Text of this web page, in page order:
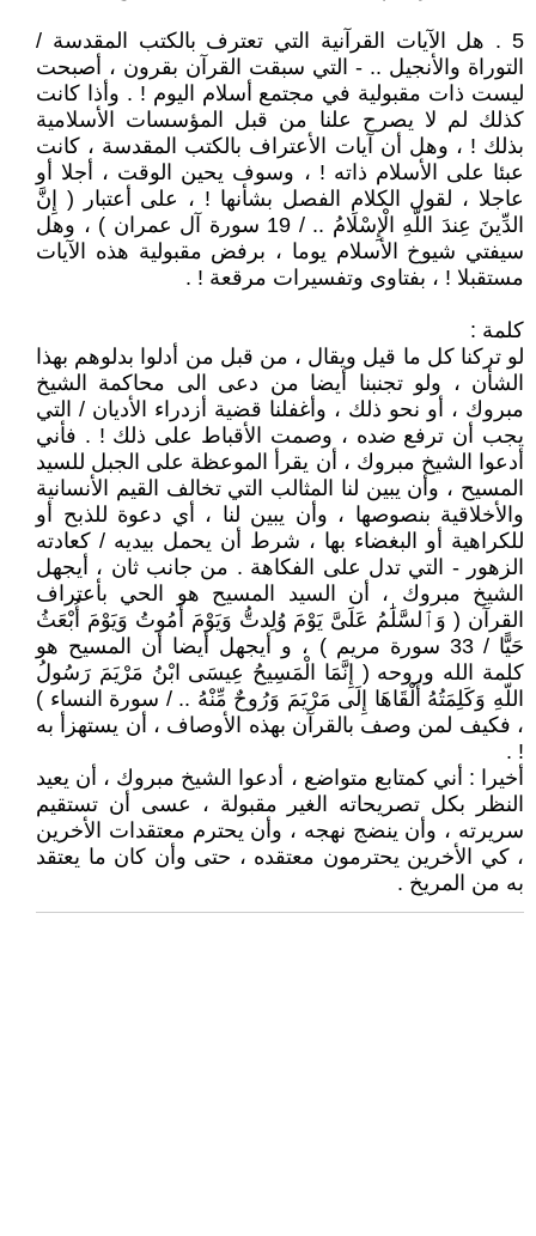
5 . هل الآيات القرآنية التي تعترف بالكتب المقدسة /
التوراة والأنجيل .. - التي سبقت القرآن بقرون ، أصبحت
ليست ذات مقبولية في مجتمع أسلام اليوم ! . وأذا كانت
كذلك لم لا يصرح علنا من قبل المؤسسات الأسلامية
بذلك ! ، وهل أن آيات الأعتراف بالكتب المقدسة ، كانت
عبئا على الأسلام ذاته ! ، وسوف يحين الوقت ، أجلا أو
عاجلا ، لقول الكلام الفصل بشأنها ! ، على أعتبار ( إِنَّ
الدِّينَ عِندَ اللَّهِ الْإِسْلَامُ .. / 19 سورة آل عمران ) ، وهل
سيفتي شيوخ الأسلام يوما ، برفض مقبولية هذه الآيات
مستقبلا ! ، بفتاوى وتفسيرات مرقعة ! .
كلمة :
لو تركنا كل ما قيل ويقال ، من قبل من أدلوا بدلوهم بهذا
الشأن ، ولو تجنبنا أيضا من دعى الى محاكمة الشيخ
مبروك ، أو نحو ذلك ، وأغفلنا قضية أزدراء الأديان / التي
يجب أن ترفع ضده ، وصمت الأقباط على ذلك ! . فأني
أدعوا الشيخ مبروك ، أن يقرأ الموعظة على الجبل للسيد
المسيح ، وأن يبين لنا المثالب التي تخالف القيم الأنسانية
والأخلاقية بنصوصها ، وأن يبين لنا ، أي دعوة للذبح أو
للكراهية أو البغضاء بها ، شرط أن يحمل بيديه / كعادته
الزهور - التي تدل على الفكاهة . من جانب ثان ، أيجهل
الشيخ مبروك ، أن السيد المسيح هو الحي بأعتراف
القرآن ( وَٱلسَّلَٰمُ عَلَىَّ يَوْمَ وُلِدتُّ وَيَوْمَ أَمُوتُ وَيَوْمَ أُبْعَثُ
حَيًّا / 33 سورة مريم ) ، و أيجهل أيضا أن المسيح هو
كلمة الله وروحه ( إِنَّمَا الْمَسِيحُ عِيسَى ابْنُ مَرْيَمَ رَسُولُ
اللّهِ وَكَلِمَتُهُ أَلْقَاهَا إِلَى مَرْيَمَ وَرُوحٌ مِّنْهُ .. / سورة النساء )
، فكيف لمن وصف بالقرآن بهذه الأوصاف ، أن يستهزأ به
! .
أخيرا : أني كمتابع متواضع ، أدعوا الشيخ مبروك ، أن يعيد
النظر بكل تصريحاته الغير مقبولة ، عسى أن تستقيم
سريرته ، وأن ينضج نهجه ، وأن يحترم معتقدات الأخرين
، كي الأخرين يحترمون معتقده ، حتى وأن كان ما يعتقد
به من المريخ .